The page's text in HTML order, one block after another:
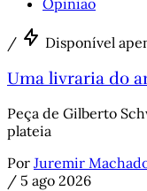
/ Disponível
Uma livraria do
Peça de Gilberto
plateia
Por Juremir
/ 5 ago 2026